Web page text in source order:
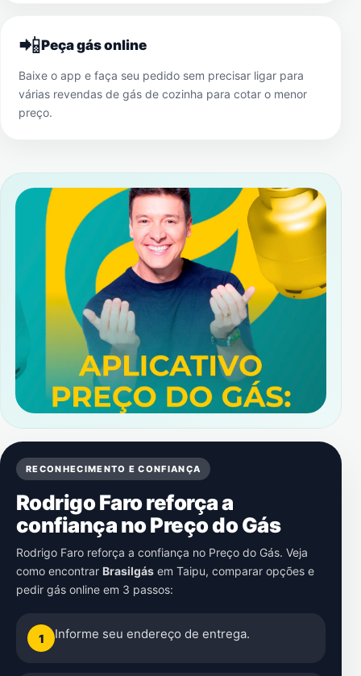
📲Peça gás online
Baixe o app e faça seu pedido sem precisar ligar para
várias revendas de gás de cozinha para cotar o menor
preço.
RECONHECIMENTO E CONFIANÇA
Rodrigo Faro reforça a
confiança no Preço do Gás
Rodrigo Faro reforça a confiança no Preço do Gás. Veja
como encontrar Brasilgás em Taipu, comparar opções e
pedir gás online em 3 passos:
1 Informe seu endereço de entrega.